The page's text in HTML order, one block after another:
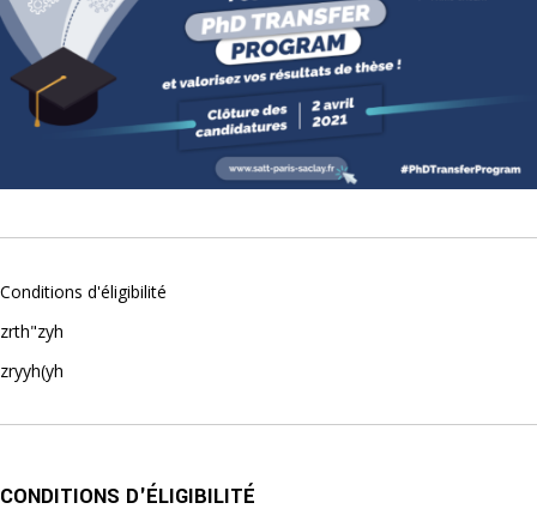
Conditions d'éligibilité
zrth"zyh
zryyh(yh
CONDITIONS D'ÉLIGIBILITÉ